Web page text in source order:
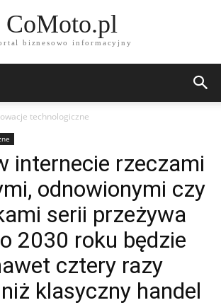
CoMoto.pl
biznesowo informacyjny
technologiczne
internecie rzeczami
odnowionymi czy
serii przeżywa
2030 roku będzie
cztery razy
klasyczny handel